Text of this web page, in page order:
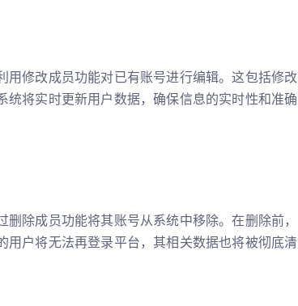
修改成员功能对已有账号进行编辑。这包括修改
将实时更新用户数据，确保信息的实时性和准确
除成员功能将其账号从系统中移除。在删除前，
户将无法再登录平台，其相关数据也将被彻底清